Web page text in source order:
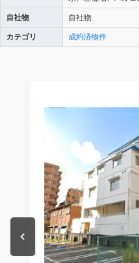
自社物 自社物
カテゴリ 成約済物件